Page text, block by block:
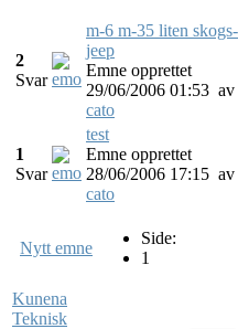
2
Svar
m-6 m-35 liten skogs-
jeep
Emne opprettet
29/06/2006 01:53 av
cato
1
Svar
test
Emne opprettet
28/06/2006 17:15 av
cato
Nytt emne
Side:
1
Kunena
Teknisk